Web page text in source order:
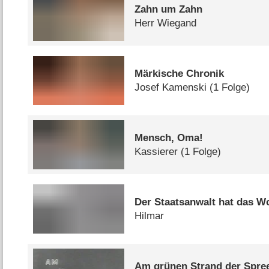
Zahn um Zahn
Herr Wiegand
Märkische Chronik
Josef Kamenski (1 Folge)
Mensch, Oma!
Kassierer (1 Folge)
Der Staatsanwalt hat das
Hilmar
Am grünen Strand der